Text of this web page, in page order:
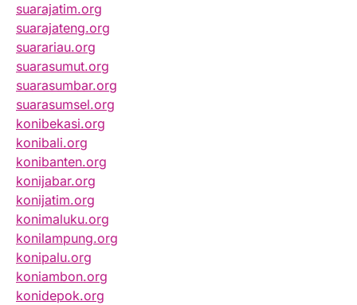
suarajatim.org
suarajateng.org
suarariau.org
suarasumut.org
suarasumbar.org
suarasumsel.org
konibekasi.org
konibali.org
konibanten.org
konijabar.org
konijatim.org
konimaluku.org
konilampung.org
konipalu.org
koniambon.org
konidepok.org